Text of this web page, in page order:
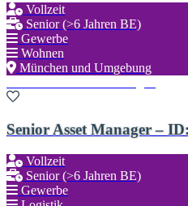
Vollzeit
Senior (>6 Jahren BE)
Gewerbe
Wohnen
München und Umgebung
Senior Asset Manager –
Vollzeit
Senior (>6 Jahren BE)
Gewerbe